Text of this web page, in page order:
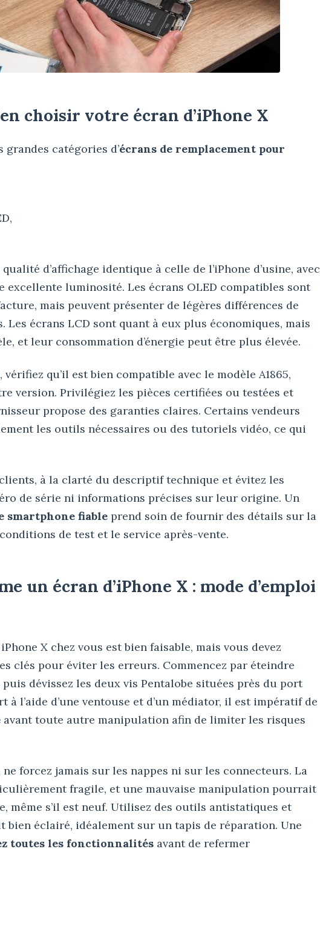
choisir votre écran d’iPhone X
catégories d’écrans de remplacement pour
d’affichage identique à celle de l’iPhone d’usine, avec
excellente luminosité. Les écrans OLED compatibles sont
mais peuvent présenter de légères différences de
Les écrans LCD sont quant à eux plus économiques, mais
et leur consommation d’énergie peut être plus élevée.
vérifiez qu’il est bien compatible avec le modèle A1865,
version. Privilégiez les pièces certifiées ou testées et
propose des garanties claires. Certains vendeurs
les outils nécessaires ou des tutoriels vidéo, ce qui
à la clarté du descriptif technique et évitez les
de série ni informations précises sur leur origine. Un
smartphone fiable prend soin de fournir des détails sur la
de test et le service après-vente.
un écran d’iPhone X : mode d’emploi
X chez vous est bien faisable, mais vous devez
clés pour éviter les erreurs. Commencez par éteindre
dévissez les deux vis Pentalobe situées près du port
l’aide d’une ventouse et d’un médiator, il est impératif de
avant toute autre manipulation afin de limiter les risques
forcez jamais sur les nappes ni sur les connecteurs. La
fragile, et une mauvaise manipulation pourrait
même s’il est neuf. Utilisez des outils antistatiques et
bien éclairé, idéalement sur un tapis de réparation. Une
toutes les fonctionnalités avant de refermer